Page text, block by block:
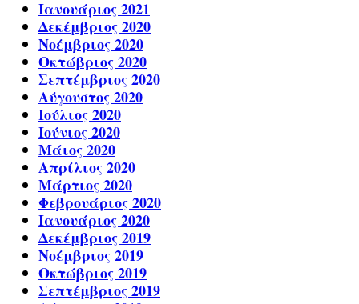
Ιανουάριος 2021
Δεκέμβριος 2020
Νοέμβριος 2020
Οκτώβριος 2020
Σεπτέμβριος 2020
Αύγουστος 2020
Ιούλιος 2020
Ιούνιος 2020
Μάιος 2020
Απρίλιος 2020
Μάρτιος 2020
Φεβρουάριος 2020
Ιανουάριος 2020
Δεκέμβριος 2019
Νοέμβριος 2019
Οκτώβριος 2019
Σεπτέμβριος 2019